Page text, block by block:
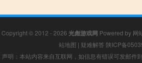
Copyright © 2012 - 2026 光彪游戏网 Powered by 网
站地图 | 疑难解答 陕ICP备
声明：本站内容来自互联网，如信息有错误可发邮件